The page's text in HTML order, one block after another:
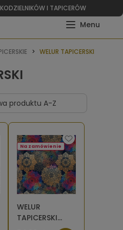
I TAPICERÓW
WELUR TAPICERSKI
WELUR
TAPICERSKI
Na zamówienie